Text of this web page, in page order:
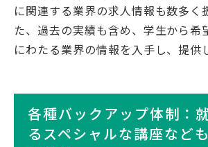
に関連する業界の求人情報も数多く
た、過去の実績も含め、学生から希
にわたる業界の情報を入手し、提供
各種バックアップ体制：
るスペシャルな講座など